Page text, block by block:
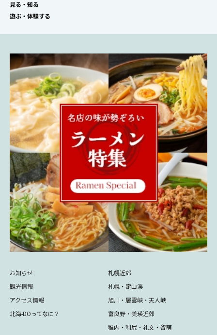
見る・知る
遊ぶ・体験する
お知らせ
観光情報
アクセス情報
北海-DOってなに？
札幌近郊
札幌・定山渓
旭川・層雲峡・天人峡
富良野・美瑛近郊
稚内・利尻・礼文・留萌